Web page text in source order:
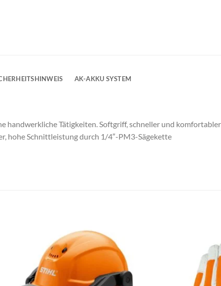
AK-AKKU SYSTEM
Tätigkeiten. Softgriff, schneller und
hohe Schnittleistung durch 1/4″-PM3-Sägekette